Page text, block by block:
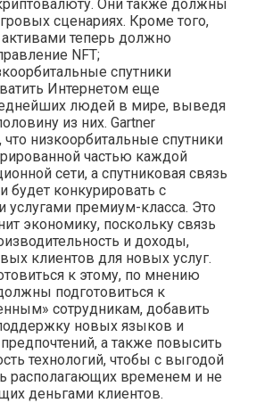
Они также должны
сценариях. Кроме того,
теперь должно
NFT;
спутники
Интернетом еще
людей в мире, выведя
из них. Gartner
низкоорбитальные спутники
частью каждой
сети, а спутниковая связь
будет конкурировать с
премиум-класса. Это
экономику, поскольку связь
и доходы,
клиентов для новых услуг.
к этому, по мнению
подготовиться к
сотрудникам, добавить
новых языков и
а также повысить
технологий, чтобы с выгодой
располагающих временем и не
деньгами клиентов.